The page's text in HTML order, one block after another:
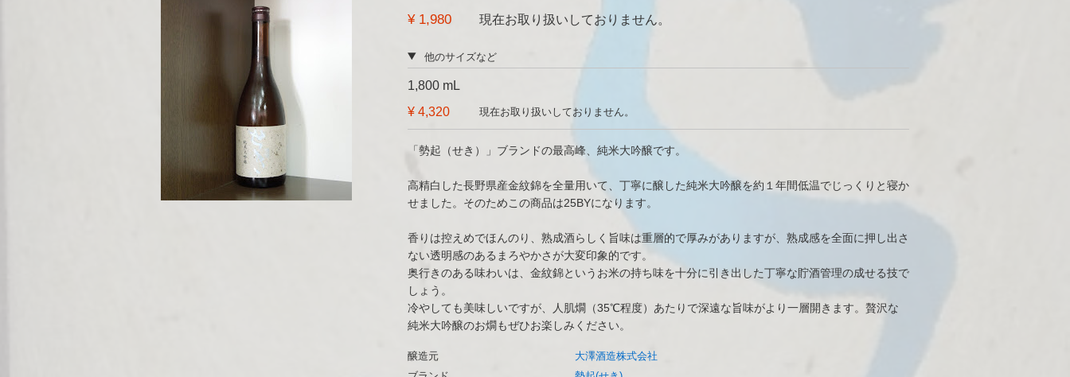
¥ 1,980 現在お取り扱いしておりません。
他のサイズなど
1,800 mL
¥ 4,320
現在お取り扱いしておりません。
「勢起（せき）」ブランドの最高峰、純米大吟醸です。
高精白した長野県産金紋錦を全量用いて、丁寧に醸した純米大吟醸を約１年間低温でじっくりと寝か
せました。そのためこの商品は25BYになります。
香りは控えめでほんのり、熟成酒らしく旨味は重層的で厚みがありますが、熟成感を全面に押し出さ
ない透明感のあるまろやかさが大変印象的です。
奥行きのある味わいは、金紋錦というお米の持ち味を十分に引き出した丁寧な貯酒管理の成せる技で
しょう。
冷やしても美味しいですが、人肌燗（35℃程度）あたりで深遠な旨味がより一層開きます。贅沢な
純米大吟醸のお燗もぜひお楽しみください。
醸造元
大澤酒造株式会社